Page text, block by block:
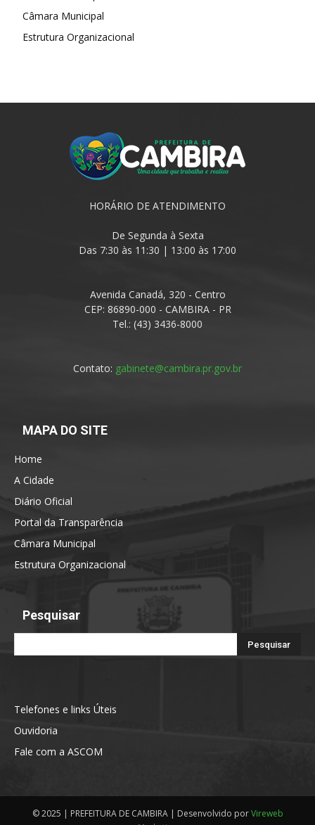
Câmara Municipal
Estrutura Organizacional
HORÁRIO DE ATENDIMENTO
De Segunda à Sexta
Das 7:30 às 11:30 | 13:00 às 17:00
Avenida Canadá, 320 - Centro
CEP: 86890-000 - CAMBIRA - PR
Tel.: (43) 3436-8000
Contato: gabinete@cambira.pr.gov.br
MAPA DO SITE
Home
A Cidade
Diário Oficial
Portal da Transparência
Câmara Municipal
Estrutura Organizacional
Pesquisar
Telefones e links Úteis
Ouvidoria
Fale com a ASCOM
© 2025 | PREFEITURA DE CAMBIRA | Desenvolvido porVireweb